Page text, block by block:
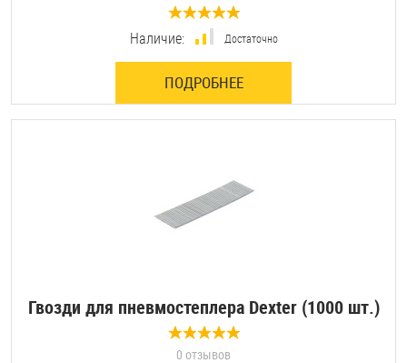
0 отзывов
Наличие: Достаточно
ПОДРОБНЕЕ
Гвозди для пневмостеплера Dexter (1000 шт.)
0 отзывов